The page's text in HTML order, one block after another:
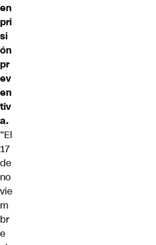
en
pri
si
ón
pr
ev
en
tiv
a.
“El
17
de
no
vie
m
br
e